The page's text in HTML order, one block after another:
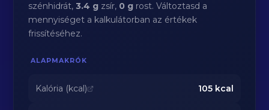
szénhidrát,3.4 g zsír, 0 g rost. Változtasd a
mennyiséget a kalkulátorban az értékek
frissítéséhez.
ALAPMAKRÓK
Kalória (kcal) 105kcal